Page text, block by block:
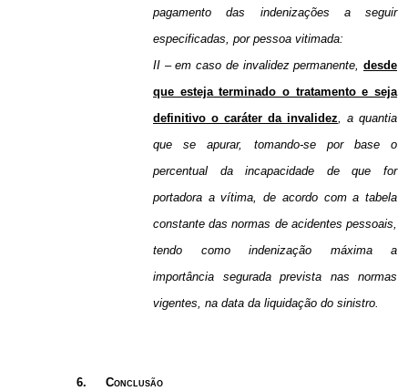
pagamento das indenizações a seguir
especificadas, por pessoa vitimada:
II – em caso de invalidez permanente, desde
que esteja terminado o tratamento e seja
definitivo o caráter da invalidez, a quantia
que se apurar, tomando-se por base o
percentual da incapacidade de que for
portadora a vítima, de acordo com a tabela
constante das normas de acidentes pessoais,
tendo como indenização máxima a
importância segurada prevista nas normas
vigentes, na data da liquidação do sinistro.
6. Conclusão